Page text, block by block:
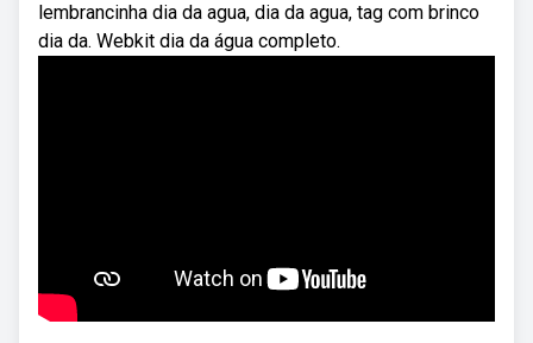
lembrancinha dia da agua, dia da agua, tag com brinco
dia da. Webkit dia da água completo.